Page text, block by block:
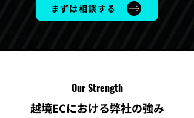
まずは相談する
Our Strength
越境ECにおける弊社の強み